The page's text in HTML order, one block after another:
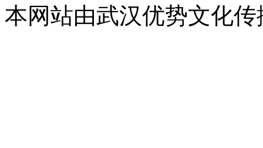
本网站由武汉优势文化